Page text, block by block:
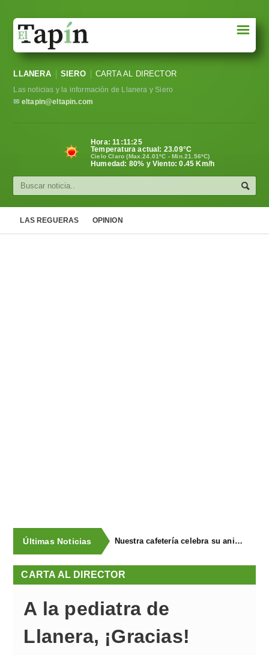
Sociedad
Política
Cultura
☰
LLANERA SIERO CARTA AL DIRECTOR
Las noticias y la información de Llanera y Siero
✉ eltapin@eltapin.com
Hora:11:11:26
Temperatura actual: 23.09°C
Cielo Claro (Max.24.01ºC - Min.21.56ºC)
Humedad: 80% y Viento: 0.45 Km/h
LAS REGUERAS OPINION
Últimas Noticias Nuestra cafetería celebra su aniversario rodeada de cariño y buenos momentos
CARTA AL DIRECTOR
A la pediatra de
Llanera, ¡Gracias!